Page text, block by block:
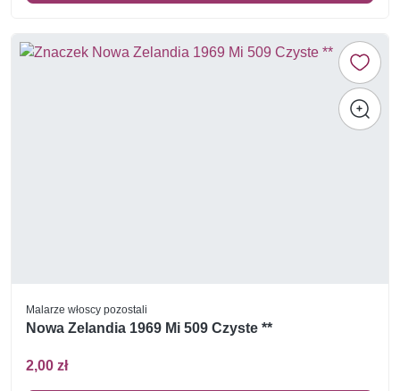
Malarze włoscy pozostali
Nowa Zelandia 1969 Mi 509 Czyste **
2,00 zł